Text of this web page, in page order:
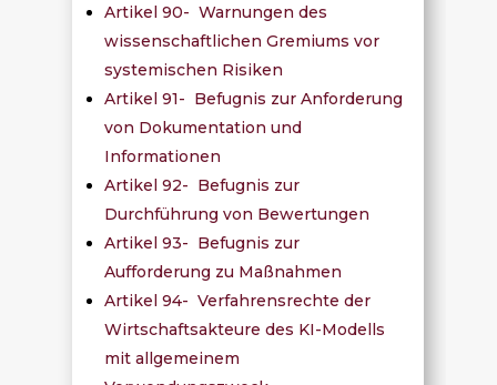
Artikel 90- Warnungen des
wissenschaftlichen Gremiums vor
systemischen Risiken
Artikel 91- Befugnis zur Anforderung
von Dokumentation und
Informationen
Artikel 92- Befugnis zur
Durchführung von Bewertungen
Artikel 93- Befugnis zur
Aufforderung zu Maßnahmen
Artikel 94- Verfahrensrechte der
Wirtschaftsakteure des KI-Modells
mit allgemeinem